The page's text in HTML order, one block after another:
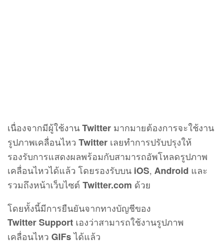
เนื่องจากมีผู้ใช้งานTwitter มากมายต้องการจะใช้งาน
รูปภาพเคลื่อนไหว Twitter เลยทำการปรับปรุงให้
รองรับการแสดงผลพร้อมกับสามารถอัพโหลดรูปภาพ
เคลื่อนไหวได้แล้ว โดยรองรับบน iOS, Android และ
รวมถึงหน้าเว็บไซต์ Twitter.com ด้วย
โดยทั้งนี้มีการยืนยันจากทางบัญชีของ
Twitter Support เองว่าสามารถใช้งานรูปภาพ
เคลื่อนไหว GIFsได้แล้ว